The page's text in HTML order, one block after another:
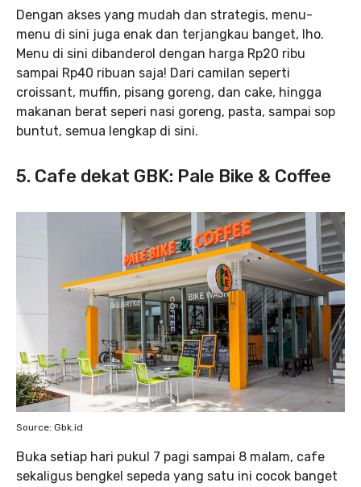
Dengan akses yang mudah dan strategis, menu-
menu di sini juga enak dan terjangkau banget, lho.
Menu di sini dibanderol dengan harga Rp20 ribu
sampai Rp40 ribuan saja! Dari camilan seperti
croissant, muffin, pisang goreng, dan cake, hingga
makanan berat seperi nasi goreng, pasta, sampai sop
buntut, semua lengkap di sini.
5. Cafe dekat GBK: Pale Bike & Coffee
Source: Gbk.id
Buka setiap hari pukul 7 pagi sampai 8 malam, cafe
sekaligus bengkel sepeda yang satu ini cocok banget